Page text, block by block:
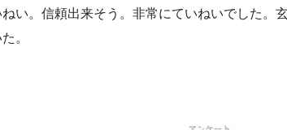
ねい。信頼出来そう。非常にていねいでした。
。